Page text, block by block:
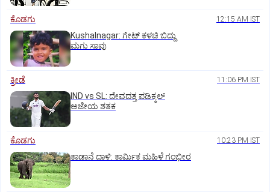
ಕೊಡಗು 12:15 AM IST
Kushalnagar: ಗೇಟ್ ಕಳಚಿ ಬಿದ್ದು
ಮಗು ಸಾವು
ಕ್ರೀಡೆ 11:06 PM IST
IND vs SL: ದೇವದತ್ತ ಪಡಿಕ್ಕಲ್‌
ಅಜೇಯ ಶತಕ
ಕೊಡಗು 10:23 PM IST
ಕಾಡಾನೆ ದಾಳಿ: ಕಾರ್ಮಿಕ ಮಹಿಳೆ ಗಂಭೀರ